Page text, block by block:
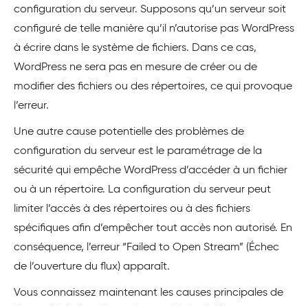
configuration du serveur. Supposons qu’un serveur soit
configuré de telle manière qu’il n’autorise pas WordPress
à écrire dans le système de fichiers. Dans ce cas,
WordPress ne sera pas en mesure de créer ou de
modifier des fichiers ou des répertoires, ce qui provoque
l’erreur.
Une autre cause potentielle des problèmes de
configuration du serveur est le paramétrage de la
sécurité qui empêche WordPress d’accéder à un fichier
ou à un répertoire. La configuration du serveur peut
limiter l’accès à des répertoires ou à des fichiers
spécifiques afin d’empêcher tout accès non autorisé. En
conséquence, l’erreur “Failed to Open Stream” (Échec
de l’ouverture du flux) apparaît.
Vous connaissez maintenant les causes principales de